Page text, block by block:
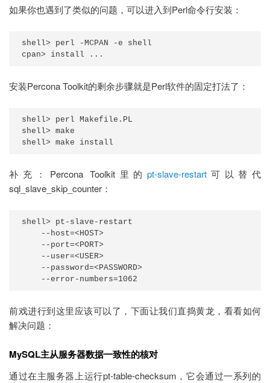
如果你也遇到了类似的问题，可以进入到Perl命令行安装：
shell> perl -MCPAN -e shell
cpan> install ...
安装Percona Toolkit的剩余步骤就是Perl软件的固定打法了：
shell> perl Makefile.PL
shell> make
shell> make install
补充：Percona Toolkit里的 pt-slave-restart可以替代
sql_slave_skip_counter：
shell> pt-slave-restart
    --host=<HOST>
    --port=<PORT>
    --user=<USER>
    --password=<PASSWORD>
    --error-numbers=1062
前戏进行到这里应该可以了，下面让我们直捣黄龙，看看如何
解决问题：
MySQL主从服务器数据一致性的核对
通过在主服务器上运行pt-table-checksum，它会通过一系列的